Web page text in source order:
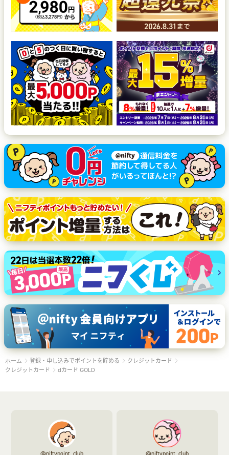
ホーム 登録・申し込みでポイントを貯める
クレジットカード
クレジットカード
dカード GOLD